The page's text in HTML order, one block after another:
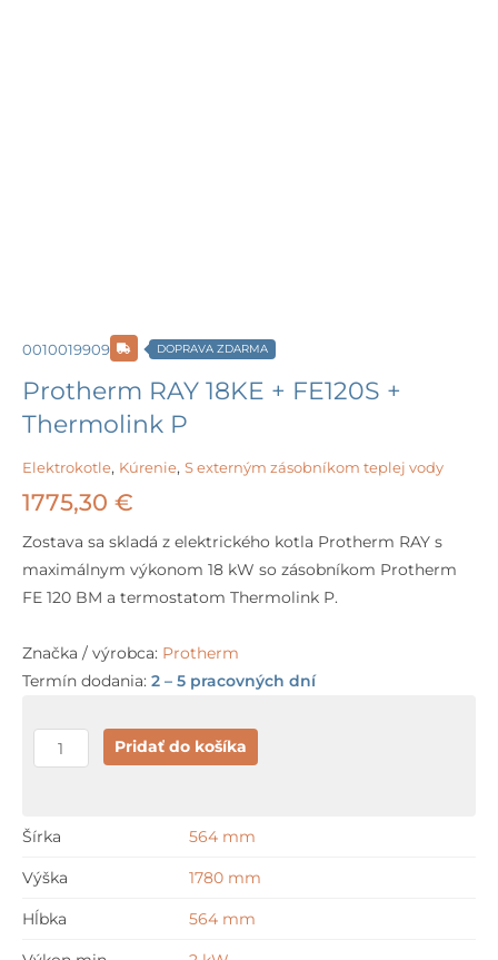
0010019909 DOPRAVA ZDARMA
Protherm RAY 18KE + FE120S +
Thermolink P
Elektrokotle, Kúrenie, S externým zásobníkom teplej vody
1775,30 €
Zostava sa skladá z elektrického kotla Protherm RAY s
maximálnym výkonom 18 kW so zásobníkom Protherm
FE 120 BM a termostatom Thermolink P.
Značka / výrobca: Protherm
Termín dodania: 2 – 5 pracovných dní
množstvo
Protherm
FE120S
+
Pridať do košíka
Šírka 564 mm
Výška 1780 mm
Hĺbka 564 mm